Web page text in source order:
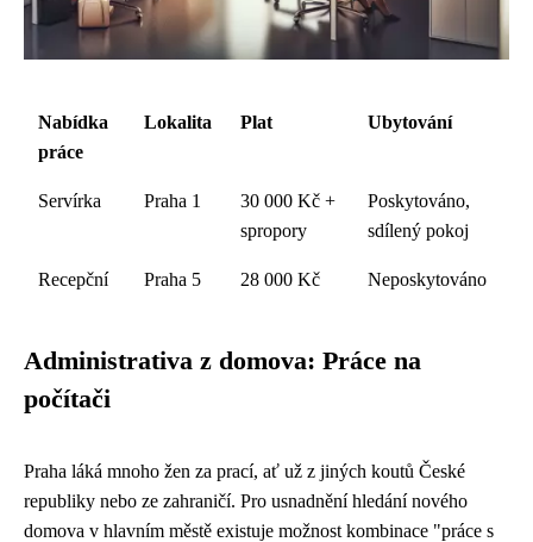
Nabídka
práce
Lokalita Plat Ubytování
Servírka Praha 1
30 000 Kč +
spropory
Poskytováno,
sdílený pokoj
Recepční Praha 5 28 000 Kč Neposkytováno
Administrativa z domova: Práce na
počítači
Praha láká mnoho žen za prací, ať už z jiných koutů České
republiky nebo ze zahraničí. Pro usnadnění hledání nového
domova v hlavním městě existuje možnost kombinace "práce s